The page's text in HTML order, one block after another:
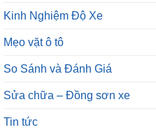
Kinh Nghiệm Độ Xe
Mẹo vặt ô tô
So Sánh và Đánh Giá
Sửa chữa – Đồng sơn xe
Tin tức